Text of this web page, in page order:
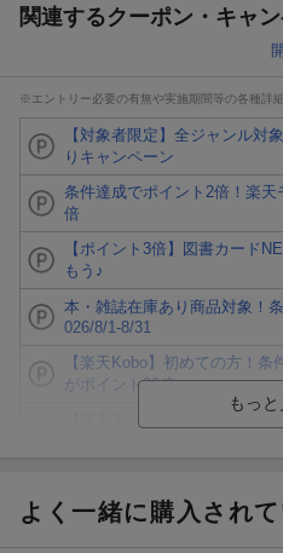
関連するクーポン・キャ
※エントリー必要の有無や実施期間等の各種詳
【対象者限定】全ジャンル
りキャンペーン
条件達成でポイント2倍！楽
倍
【ポイント3倍】図書カード
もう♪
本・雑誌在庫あり商品対象！
026/8/1-8/31
【楽天Kobo】初めての方！
がポイント20倍
ト山分け
よく一緒に購入され